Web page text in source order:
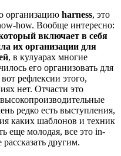
организацию harness, это
how. Вообще интересно:
включает в себя
их организации для
, в кулуарах многие
его организовать для
рефлексии этого,
нет. Отчасти это
редко есть выступления,
каких шаблонов и техник
еще молодая, все это in-
рассказать другим.